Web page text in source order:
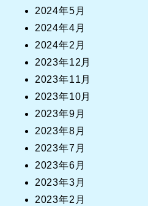
2024年5月
2024年4月
2024年2月
2023年12月
2023年11月
2023年10月
2023年9月
2023年8月
2023年7月
2023年6月
2023年3月
2023年2月